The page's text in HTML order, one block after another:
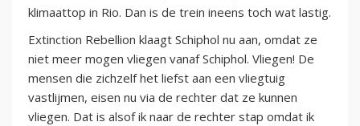
klimaattop in Rio. Dan is de trein ineens toch wat lastig.
Extinction Rebellion klaagt Schiphol nu aan, omdat ze
niet meer mogen vliegen vanaf Schiphol. Vliegen! De
mensen die zichzelf het liefst aan een vliegtuig
vastlijmen, eisen nu via de rechter dat ze kunnen
vliegen. Dat is alsof ik naar de rechter stap omdat ik